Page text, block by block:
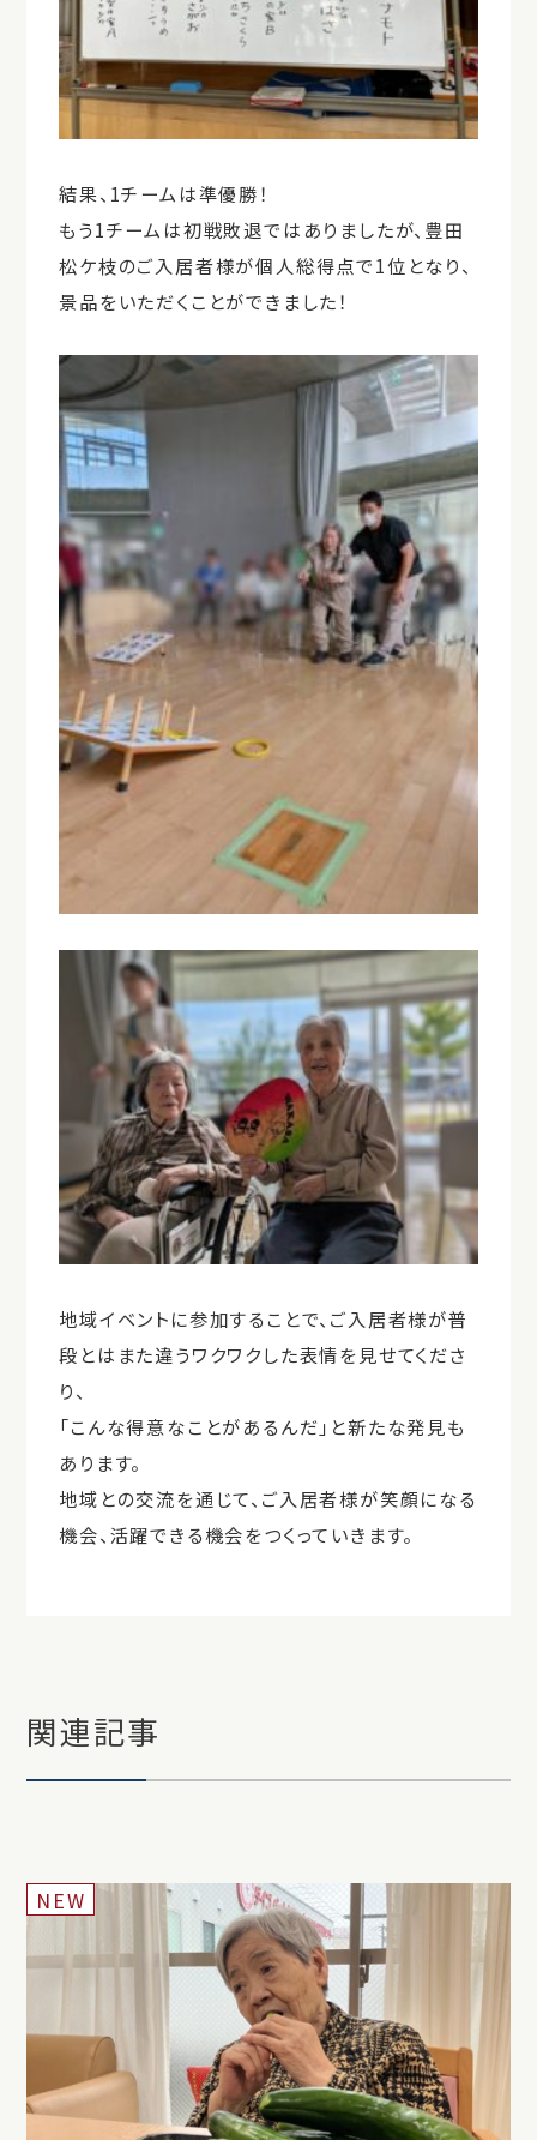
結果、1チームは準優勝！
もう1チームは初戦敗退ではありましたが、豊田
松ケ枝のご入居者様が個人総得点で1位となり、
景品をいただくことができました！
地域イベントに参加することで、ご入居者様が普
段とはまた違うワクワクした表情を見せてくださ
り、
「こんな得意なことがあるんだ」と新たな発見も
あります。
地域との交流を通じて、ご入居者様が笑顔になる
機会、活躍できる機会をつくっていきます。
関連記事
NEW